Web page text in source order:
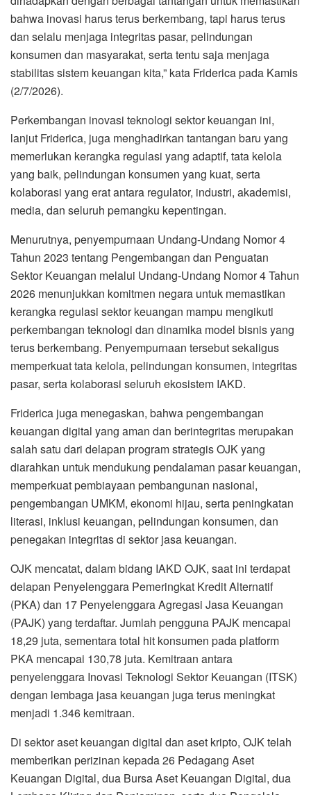
bahwa inovasi harus terus berkembang, tapi harus terus
dan selalu menjaga integritas pasar, pelindungan
konsumen dan masyarakat, serta tentu saja menjaga
stabilitas sistem keuangan kita,” kata Friderica pada Kamis
(2/7/2026).
Perkembangan inovasi teknologi sektor keuangan ini,
lanjut Friderica, juga menghadirkan tantangan baru yang
memerlukan kerangka regulasi yang adaptif, tata kelola
yang baik, pelindungan konsumen yang kuat, serta
kolaborasi yang erat antara regulator, industri, akademisi,
media, dan seluruh pemangku kepentingan.
Menurutnya, penyempurnaan Undang-Undang Nomor 4
Tahun 2023 tentang Pengembangan dan Penguatan
Sektor Keuangan melalui Undang-Undang Nomor 4 Tahun
2026 menunjukkan komitmen negara untuk memastikan
kerangka regulasi sektor keuangan mampu mengikuti
perkembangan teknologi dan dinamika model bisnis yang
terus berkembang. Penyempurnaan tersebut sekaligus
memperkuat tata kelola, pelindungan konsumen, integritas
pasar, serta kolaborasi seluruh ekosistem IAKD.
Friderica juga menegaskan, bahwa pengembangan
keuangan digital yang aman dan berintegritas merupakan
salah satu dari delapan program strategis OJK yang
diarahkan untuk mendukung pendalaman pasar keuangan,
memperkuat pembiayaan pembangunan nasional,
pengembangan UMKM, ekonomi hijau, serta peningkatan
literasi, inklusi keuangan, pelindungan konsumen, dan
penegakan integritas di sektor jasa keuangan.
OJK mencatat, dalam bidang IAKD OJK, saat ini terdapat
delapan Penyelenggara Pemeringkat Kredit Alternatif
(PKA) dan 17 Penyelenggara Agregasi Jasa Keuangan
(PAJK) yang terdaftar. Jumlah pengguna PAJK mencapai
18,29 juta, sementara total hit konsumen pada platform
PKA mencapai 130,78 juta. Kemitraan antara
penyelenggara Inovasi Teknologi Sektor Keuangan (ITSK)
dengan lembaga jasa keuangan juga terus meningkat
menjadi 1.346 kemitraan.
Di sektor aset keuangan digital dan aset kripto, OJK telah
memberikan perizinan kepada 26 Pedagang Aset
Keuangan Digital, dua Bursa Aset Keuangan Digital, dua